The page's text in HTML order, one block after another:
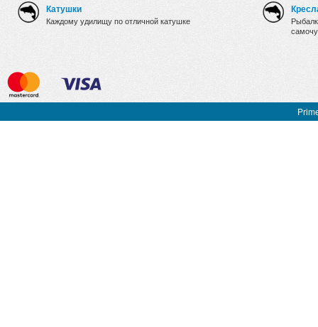
Катушки
Каждому удилищу по отличной катушке